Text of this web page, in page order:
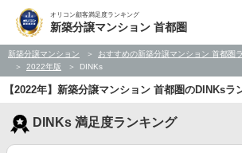
オリコン顧客満足度ランキング
新築分譲マンション 首都圏
新築分譲マンション
おすすめの新築分譲マンション 首都圏
2022年版
DINKs
【2022年】新築分譲マンション 首都圏のDINKsラ
DINKs 満足度ランキング